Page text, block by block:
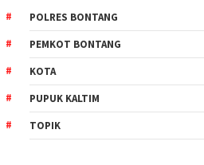
POLRES BONTANG
PEMKOT BONTANG
KOTA
PUPUK KALTIM
TOPIK